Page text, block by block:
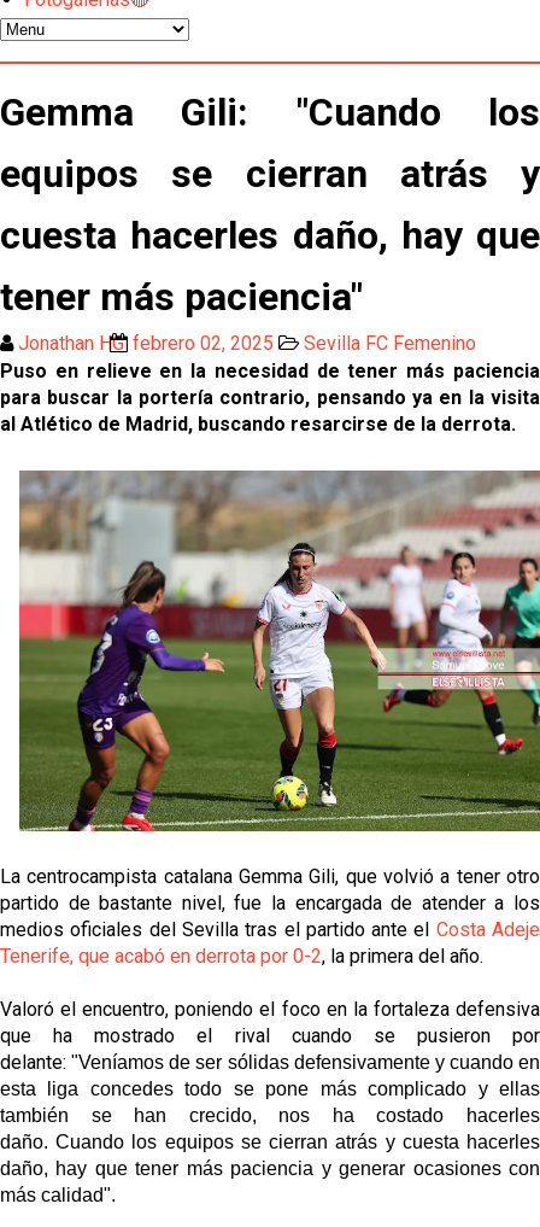
El Sevilla FC plantea ampliar hasta cinco fichajes
más antes del cierre
contrato con el Genoa
Kochorashvili, seria opción para reforzar el centro
del campo sevillista
Sow muy cerca de cerrar su traspaso al Genoa
Oso es el siguiente en la lista para salir
El Sevilla FC oficializa la cesión de Rafa Mir al Aris
de Salónica
Juanlu se marcha traspasado al Bournemouth
Emery quiere pescar en el Atleti , el Villareal ya
tiene nuevo portero y el Getafe mueve ficha... Las
últimas novedades del mercado de La Liga
Vargas y Sow se incorporan al grupo en la sesión
del martes
Patrick Mercado no jugará en el Sevilla FC
El Sevilla FC pregunta al Atlético de Madrid por la
situación de Iker Luque
familia y se refleje en el campo"
Gemma Gili: "Cuando los
equipos se cierran atrás y
cuesta hacerles daño, hay que
tener más paciencia"
Jonathan HG febrero 02, 2025
Sevilla FC Femenino
Puso en relieve en la necesidad de tener más paciencia
para buscar la portería contrario, pensando ya en la visita
al Atlético de Madrid, buscando resarcirse de la derrota.
La centrocampista catalana Gemma Gili, que volvió a tener otro
partido de bastante nivel, fue la encargada de atender a los
medios oficiales del Sevilla tras el partido ante el Costa Adeje
Tenerife, que acabó en derrota por 0-2, la primera del año.
Valoró el encuentro, poniendo el foco en la fortaleza defensiva
que ha mostrado el rival cuando se pusieron por
delante:"Veníamos de ser sólidas defensivamente y cuando en
esta liga concedes todo se pone más complicado y ellas
también se han crecido, nos ha costado hacerles
daño.Cuando los equipos se cierran atrás y cuesta hacerles
daño, hay que tener más paciencia y generar ocasiones con
más calidad".